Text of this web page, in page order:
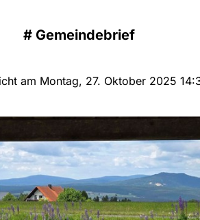
# Gemeindebrief
am Montag, 27. Oktober 2025